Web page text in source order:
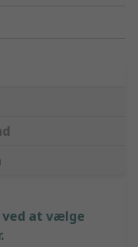
ved at vælge